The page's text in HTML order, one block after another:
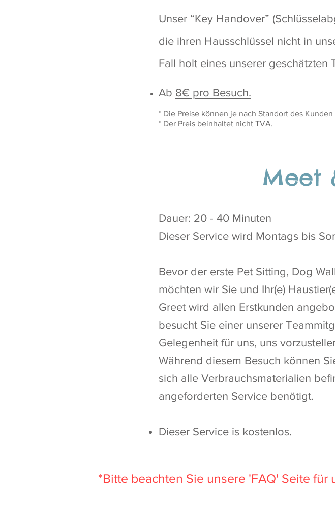
Unser “Key Handover”
die ihren Hausschlüssel nicht in
Fall holt eines unserer geschätzten
Ab 8€ pro Besuch.
* Die Preise können je nach Standort des Kunden
* Der Preis beinhaltet nicht TVA.
Meet
Dauer: 20 - 40 Minuten
Dieser Service wird Montags bis
Bevor der erste Pet Sitting, Dog
möchten wir Sie und Ihr(e)
Greet wird allen Erstkunden
besucht Sie einer unserer
Gelegenheit für uns, uns
Während diesem Besuch können
sich alle Verbrauchsmaterialien
angeforderten Service benötigt.
Dieser Service is kostenlos.
*Bitte beachten Sie unsere 'FAQ' Seite